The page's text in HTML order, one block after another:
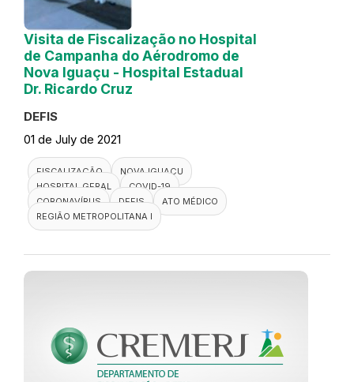
Visita de Fiscalização no Hospital
de Campanha do Aérodromo de
Nova Iguaçu - Hospital Estadual
Dr. Ricardo Cruz
DEFIS
01 de July de 2021
FISCALIZAÇÃO
NOVA IGUAÇU
HOSPITAL GERAL
COVID-19
CORONAVÍRUS
DEFIS
ATO MÉDICO
REGIÃO METROPOLITANA I